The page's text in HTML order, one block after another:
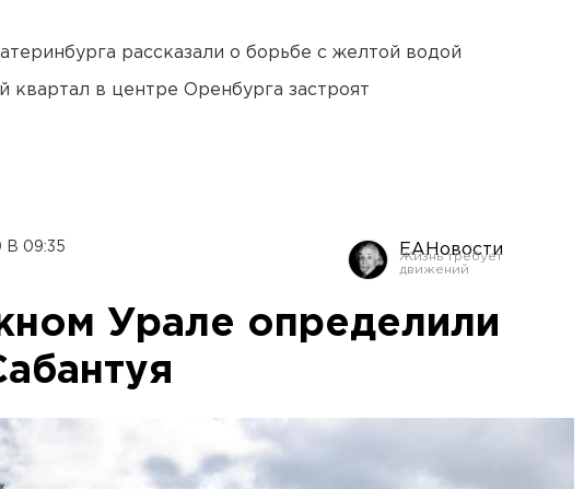
рассказали о борьбе с желтой водой
квартал в центре Оренбурга застроят
В 09:35 ЕАНовости
Урале определили